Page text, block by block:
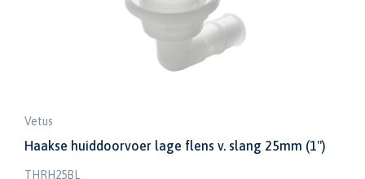
Vetus
Haakse huiddoorvoer lage flens v. slang 25mm (1")
THRH25BL